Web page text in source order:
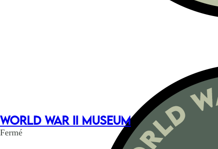
WORLD WAR II MUSEUM
Fermé